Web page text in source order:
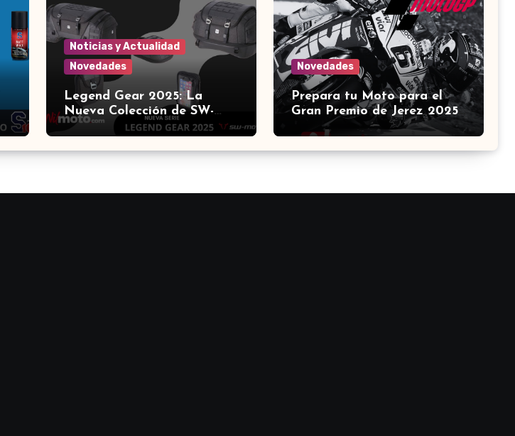
Noticias y Actualidad
Novedades
Legend Gear 2025: La
Nueva Colección de SW-
Motech que Revoluciona el
Motocicletas ?️
Novedades
Prepara tu Moto para el
Gran Premio de Jerez 2025:
Guía Definitiva de